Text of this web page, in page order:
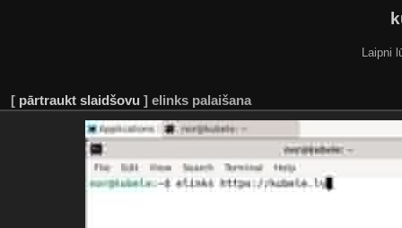
Laipni
[ pārtraukt slaidšovu ] elinks palaišana